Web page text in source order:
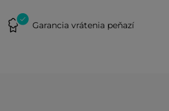
Garancia vrátenia peňazí